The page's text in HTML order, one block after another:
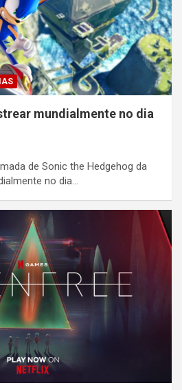
mundialmente no dia
de Sonic the Hedgehog da
no dia…